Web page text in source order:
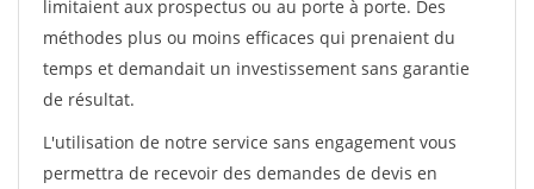
limitaient aux prospectus ou au porte à porte. Des
méthodes plus ou moins efficaces qui prenaient du
temps et demandait un investissement sans garantie
de résultat.
L'utilisation de notre service sans engagement vous
permettra de recevoir des demandes de devis en